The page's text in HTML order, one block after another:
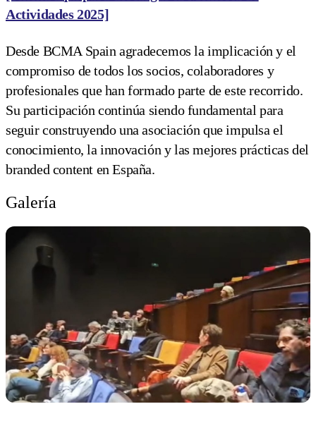
Actividades 2025]
Desde BCMA Spain agradecemos la implicación y el
compromiso de todos los socios, colaboradores y
profesionales que han formado parte de este recorrido.
Su participación continúa siendo fundamental para
seguir construyendo una asociación que impulsa el
conocimiento, la innovación y las mejores prácticas del
branded content en España.
Galería